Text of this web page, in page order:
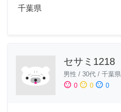
千葉県
セサミ1218
男性 / 30代 / 千葉県
sentiment_satisfied 0 sentiment_neutral 0 sentiment_dissatisfied 0